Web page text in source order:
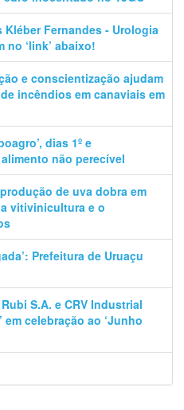
Kléber Fernandes - Urologia
no ‘link’ abaixo!
e conscientização ajudam
incêndios em canaviais em
dias 1º e
não perecível
de uva dobra em
vitivinicultura e o
Prefeitura de Uruaçu
S.A. e CRV Industrial
em celebração ao ‘Junho